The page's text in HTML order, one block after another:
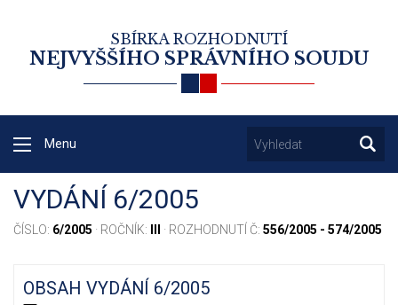
SBÍRKA ROZHODNUTÍ
NEJVYŠŠÍHO SPRÁVNÍHO SOUDU
Menu
VYDÁNÍ 6/2005
ČÍSLO: 6/2005 · ROČNÍK: · ROZHODNUTÍ Č: 556/2005 - 574/2005
OBSAH VYDÁNÍ 6/2005